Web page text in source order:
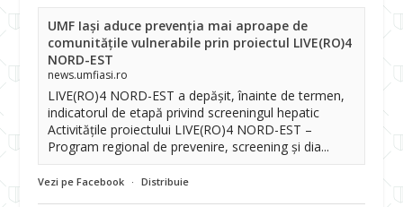
UMF Iași aduce prevenția mai aproape de
comunitățile vulnerabile prin proiectul LIVE(RO)4
NORD-EST
news.umfiasi.ro
LIVE(RO)4 NORD-EST a depășit, înainte de termen,
indicatorul de etapă privind screeningul hepatic
Activitățile proiectului LIVE(RO)4 NORD-EST –
Program regional de prevenire, screening și dia...
Vezi pe Facebook · Distribuie